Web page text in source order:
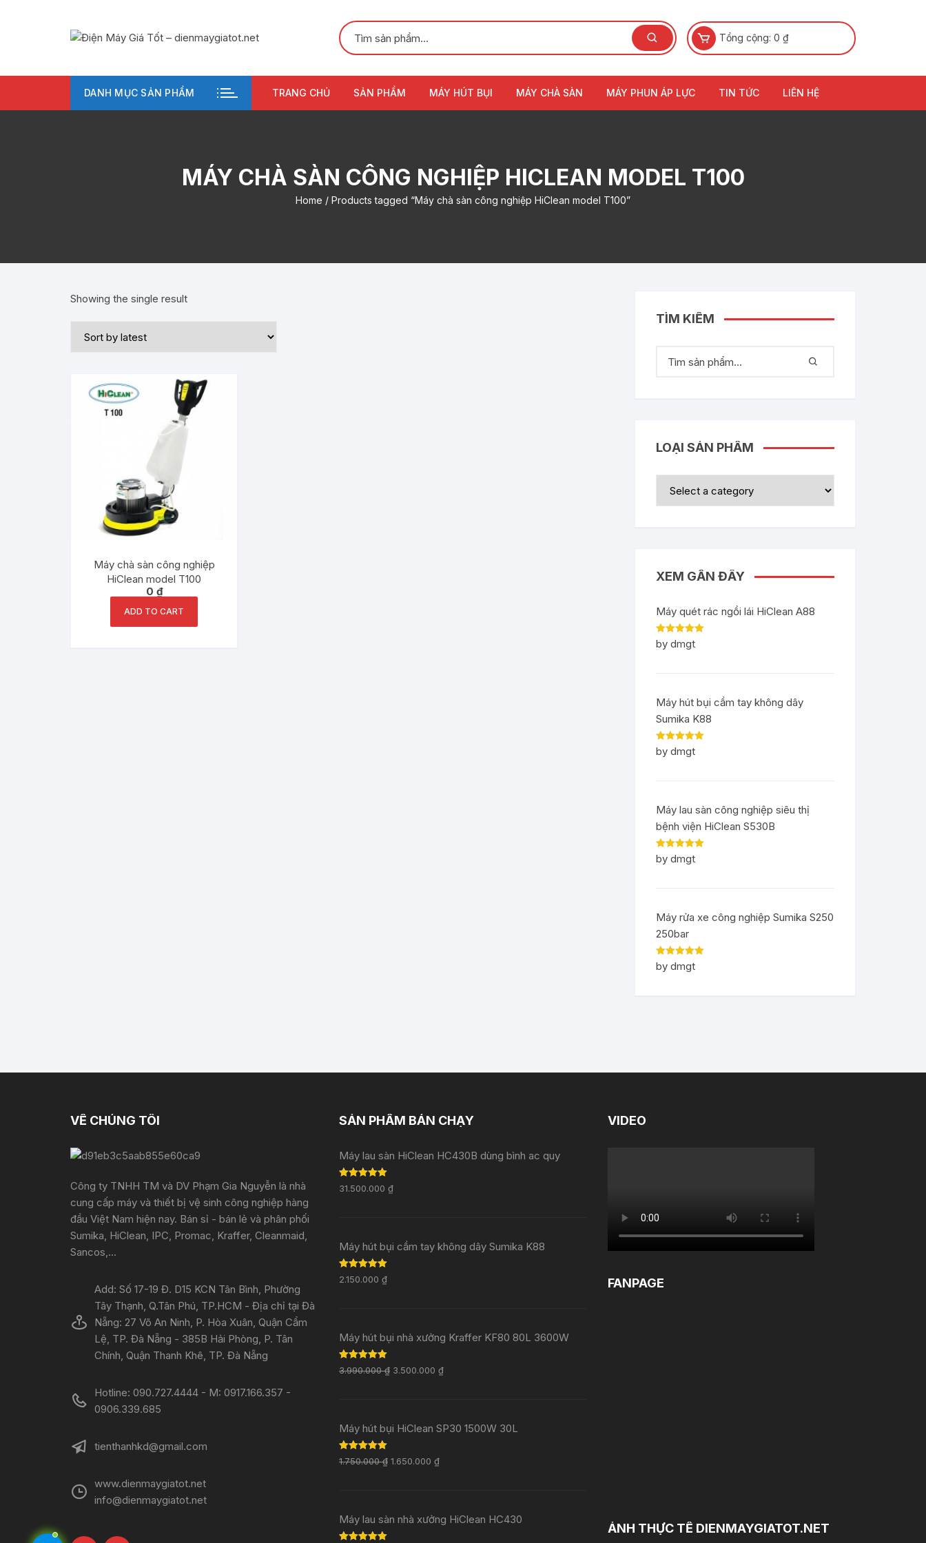
Tổng cộng: 0 ₫
DANH MỤC SẢN PHẨM TRANG CHỦ SẢN PHẨM MÁY HÚT BỤI MÁY CHÀ SÀN MÁY PHUN ÁP LỰC TIN TỨC LIÊN HỆ
MÁY CHÀ SÀN CÔNG NGHIỆP HICLEAN MODEL T100
Home / Products tagged “Máy chà sàn công nghiệp HiClean model T100”
Showing the single result
Máy chà sàn công nghiệp
HiClean model T100
0 ₫
ADD TO CART
TÌM KIẾM
LOẠI SẢN PHẨM
XEM GẦN ĐÂY
Máy quét rác ngồi lái HiClean A88
Rated5out
of 5
by dmgt
Máy hút bụi cầm tay không dây
Sumika K88
Rated5out
of 5
by dmgt
Máy lau sàn công nghiệp siêu thị
bệnh viện HiClean S530B
Rated5out
of 5
by dmgt
Máy rửa xe công nghiệp Sumika S250
250bar
Rated5out
of 5
by dmgt
VỀ CHÚNG TÔI
Công ty TNHH TM và DV Phạm Gia Nguyễn là nhà
cung cấp máy và thiết bị vệ sinh công nghiệp hàng
đầu Việt Nam hiện nay. Bán sỉ - bán lẻ và phân phối
Sumika, HiClean, IPC, Promac, Kraffer, Cleanmaid,
Sancos,...
Add: Số 17-19 Đ. D15 KCN Tân Bình, Phường
Tây Thạnh, Q.Tân Phú, TP.HCM - Địa chỉ tại Đà
Nẵng: 27 Võ An Ninh, P. Hòa Xuân, Quận Cẩm
Lệ, TP. Đà Nẵng - 385B Hải Phòng, P. Tân
Chính, Quận Thanh Khê, TP. Đà Nẵng
Hotline: 090.727.4444 - M: 0917.166.357 -
0906.339.685
tienthanhkd@gmail.com
www.dienmaygiatot.net
info@dienmaygiatot.net
SẢN PHẨM BÁN CHẠY
Máy lau sàn HiClean HC430B dùng bình ac quy
Rated5.00
out of 5
31.500.000 ₫
Máy hút bụi cầm tay không dây Sumika K88
Rated 5.00
out of 5
2.150.000 ₫
Máy hút bụi nhà xưởng Kraffer KF80 80L 3600W
Rated 5.00
out of 5
3.990.000₫ 3.500.000 ₫
Máy hút bụi HiClean SP30 1500W 30L
Rated 5.00
out of 5
1.750.000₫ 1.650.000 ₫
Máy lau sàn nhà xưởng HiClean HC430
VIDEO
FANPAGE
ẢNH THỰC TẾ DIENMAYGIATOT.NET